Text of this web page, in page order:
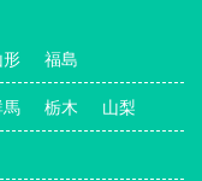
形 福島
馬 栃木 山梨